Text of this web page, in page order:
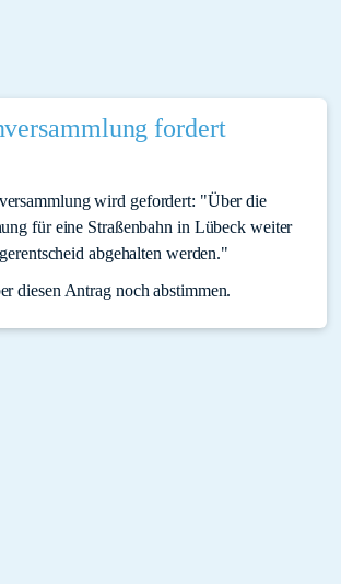
fordert
wird gefordert: "Über die
für eine Straßenbahn in Lübeck weiter
abgehalten werden."
diesen Antrag noch abstimmen.